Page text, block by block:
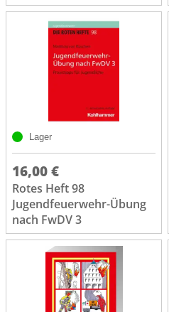
Lager
16,00 €
Rotes Heft 98
Jugendfeuerwehr-Übung
nach FwDV 3